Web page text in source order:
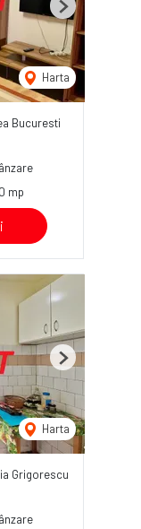
Harta
Next
Bucuresti
mp
Harta
Next
Grigorescu